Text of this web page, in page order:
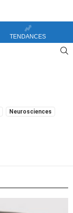
TENDANCES
Neurosciences